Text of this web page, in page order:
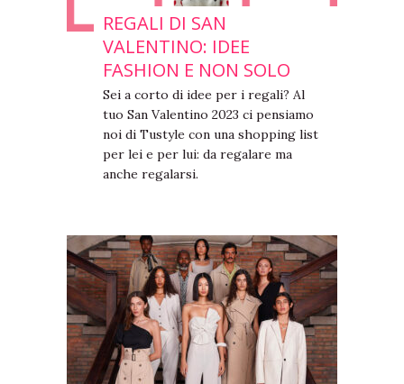
REGALI DI SAN
VALENTINO: IDEE
FASHION E NON SOLO
Sei a corto di idee per i regali? Al
tuo San Valentino 2023 ci pensiamo
noi di Tustyle con una shopping list
per lei e per lui: da regalare ma
anche regalarsi.